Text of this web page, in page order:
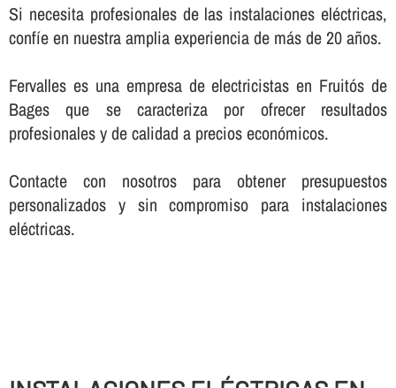
Si necesita profesionales de las instalaciones eléctricas,
confí­e en nuestra amplia experiencia de más de 20 años.
Fervalles es una empresa de electricistas en Fruitós de
Bages que se caracteriza por ofrecer resultados
profesionales y de calidad a precios económicos.
Contacte con nosotros para obtener presupuestos
personalizados y sin compromiso para instalaciones
eléctricas.